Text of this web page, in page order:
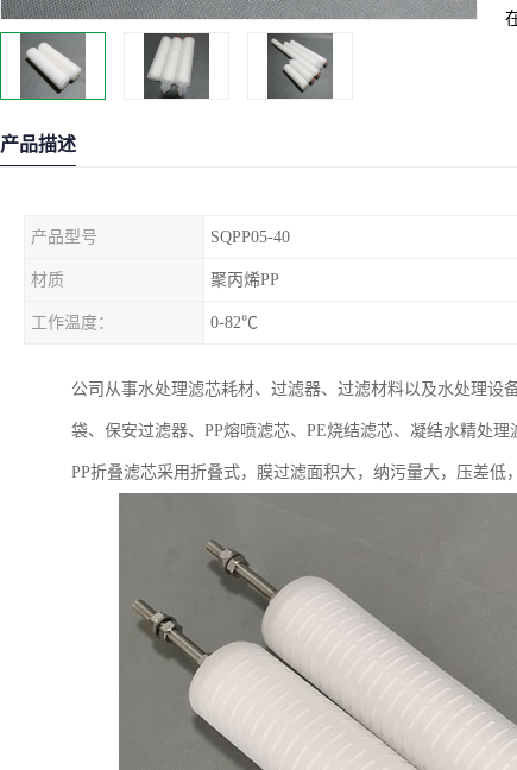
产品描述
产品型号 SQPP05-40
材质 聚丙烯PP
工作温度： 0-82℃
公司从事水处理滤芯耗材、过滤器、过滤材料以及水处理
袋、保安过滤器、PP熔喷滤芯、PE烧结滤芯、凝结水精处理
PP折叠滤芯采用折叠式，膜过滤面积大，纳污量大，压差低